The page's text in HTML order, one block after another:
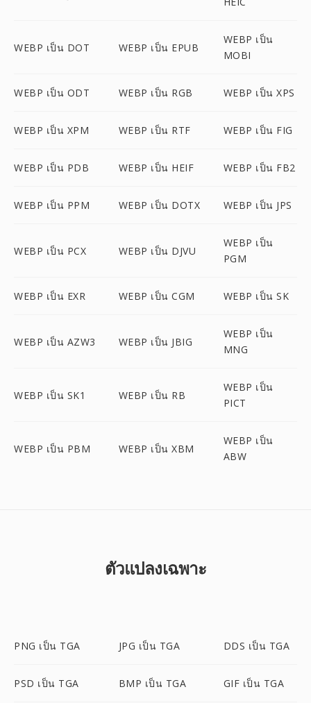
WEBP เป็น DOT WEBP เป็น EPUB
WEBP เป็น
MOBI
WEBP เป็น ODT WEBP เป็น RGB WEBP เป็น XPS
WEBP เป็น XPM WEBP เป็น RTF WEBP เป็น FIG
WEBP เป็น PDB WEBP เป็น HEIF WEBP เป็น FB2
WEBP เป็น PPM WEBP เป็น DOTX WEBP เป็น JPS
WEBP เป็น PCX WEBP เป็น DJVU
WEBP เป็น
PGM
WEBP เป็น EXR WEBP เป็น CGM WEBP เป็น SK
WEBP เป็น AZW3 WEBP เป็น JBIG
WEBP เป็น
MNG
WEBP เป็น SK1 WEBP เป็น RB
WEBP เป็น
PICT
WEBP เป็น PBM WEBP เป็น XBM
WEBP เป็น
ABW
ตัวแปลงเฉพาะ
PNG เป็น TGA JPG เป็น TGA DDS เป็น TGA
PSD เป็น TGA BMP เป็น TGA GIF เป็น TGA